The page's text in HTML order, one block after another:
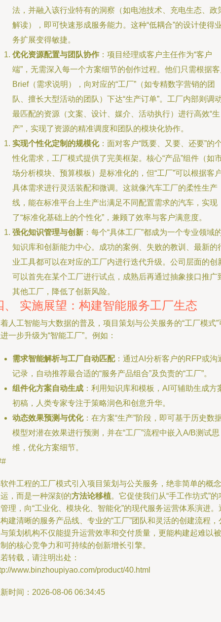
法，并融入该行业特有的洞察（如电池技术、充电生态、政
解读），即可快速形成服务能力。这种“低耦合”的设计使得
务扩展变得敏捷。
优化资源配置与团队协作 ：项目经理或客户主任作为“客户
端”，无需深入每一个方案细节的创作过程。他们只需根据
Brief（需求说明），向对应的“工厂”（如专精数字营销的团
队、擅长大型活动的团队）下达“生产订单”。工厂内部则调
最匹配的资源（文案、设计、媒介、活动执行）进行高效“生
产”，实现了资源的精准调度和团队的模块化协作。
实现个性化定制的规模化：面对客户“既要、又要、还要”的
性化需求，工厂模式提供了完美框架。核心“产品”组件（如
场分析模块、预算模板）是标准化的，但“工厂”可以根据客
具体需求进行灵活装配和微调。这就像汽车工厂的柔性生产
线，能在标准平台上生产出满足不同配置需求的汽车，实现
了“标准化基础上的个性化”，兼顾了效率与客户满意度。
强化知识管理与创新 ：每个“具体工厂”都成为一个专业领域
知识库和创新能力中心。成功的案例、失败的教训、最新的
业工具都可以在对应的工厂内进行迭代升级。公司层面的创
可以首先在某个工厂进行试点，成熟后再通过抽象接口推广
其他工厂，降低了创新风险。
、 实施展望：构建智能服务工厂生态
人工智能与大数据的普及，项目策划与公关服务的“工厂模式”
一步升级为“智能工厂”。例如：
需求智能解析与工厂自动匹配：通过AI分析客户的RFP或沟
记录，自动推荐最合适的“服务产品组合”及负责的“工厂”。
组件化方案自动生成 ：利用知识库和模板，AI可辅助生成方
初稿，人类专家专注于策略润色和创意升华。
动态效果预测与优化：在方案“生产”阶段，即可基于历史数
模型对潜在效果进行预测，并在“工厂”流程中嵌入A/B测试思
维，优化方案细节。
件工程的工厂模式引入项目策划与公关服务，绝非简单的概念
，而是一种深刻的方法论移植。它促使我们从“手工作坊式”的
理，向“工业化、模块化、智能化”的现代服务运营体系演进。
建清晰的服务产品线、专业的“工厂”团队和灵活的创建流程，
策划机构不仅能提升运营效率和交付质量，更能构建起难以被
的核心竞争力和可持续的创新增长引擎。
转载，请注明出处：
www.binzhoupiyao.com/product/40.html
时间：2026-08-06 06:34:45